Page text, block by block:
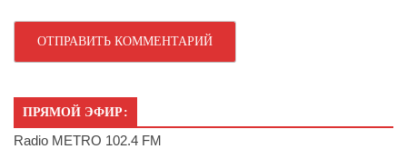
ПРЯМОЙ ЭФИР:
Radio METRO 102.4 FM